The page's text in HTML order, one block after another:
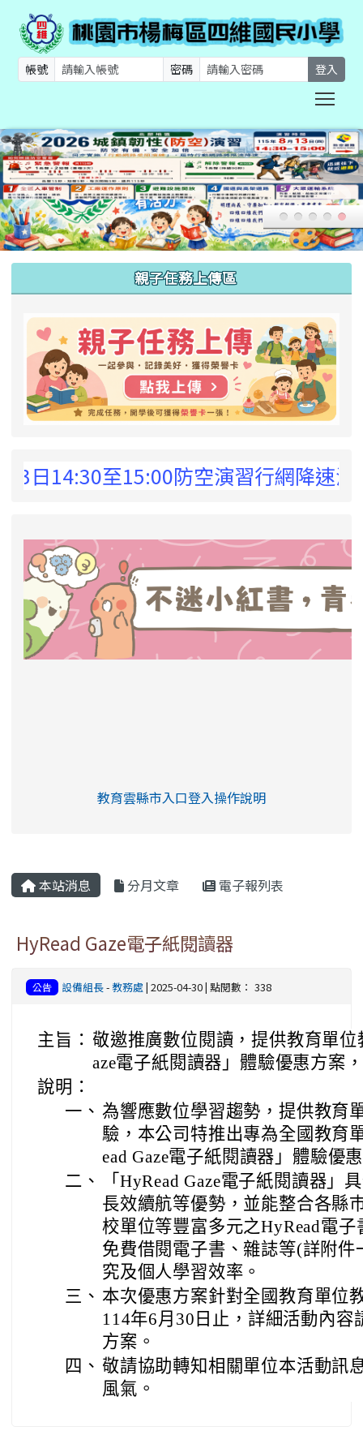
帳號 密碼 登入
親子任務上傳區
14:30至15:00防空演習行網降速演練
link to https://eliteracy.edu.tw/Shorts/
教育雲縣市入口登入操作說明
本站消息 分月文章 電子報列表
HyRead Gaze電子紙閱讀器
公告 設備組長-教務處 | 2025-04-30 | 點閱數： 338
主旨： 敬邀推廣數位閱讀，提供教育單位
aze電子紙閱讀器」體驗優惠方案
說明：
一、 為響應數位學習趨勢，提供教育
驗，本公司特推出專為全國教育
ead Gaze電子紙閱讀器」體驗優
二、
「HyRead Gaze電子紙閱讀器」
長效續航等優勢，並能整合各縣
校單位等豐富多元之HyRead電
免費借閱電子書、雜誌等(詳附
究及個人學習效率。
三、 本次優惠方案針對全國教育單位
114年6月30日止，詳細活動內
方案。
四、 敬請協助轉知相關單位本活動訊
風氣。